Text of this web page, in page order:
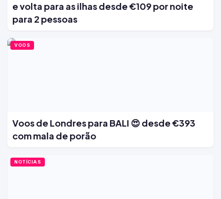
e volta para as ilhas desde €109 por noite
para 2 pessoas
VOOS
Voos de Londres para BALI 😍 desde €393
com mala de porão
NOTÍCIAS